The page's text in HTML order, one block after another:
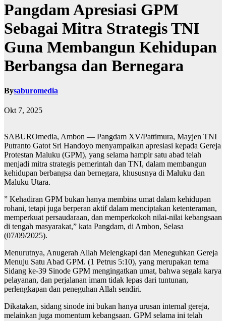
Pangdam Apresiasi GPM
Sebagai Mitra Strategis TNI
Guna Membangun Kehidupan
Berbangsa dan Bernegara
Bysaburomedia
Okt 7, 2025
SABUROmedia, Ambon — Pangdam XV/Pattimura, Mayjen TNI
Putranto Gatot Sri Handoyo menyampaikan apresiasi kepada Gereja
Protestan Maluku (GPM), yang selama hampir satu abad telah
menjadi mitra strategis pemerintah dan TNI, dalam membangun
kehidupan berbangsa dan bernegara, khususnya di Maluku dan
Maluku Utara.
” Kehadiran GPM bukan hanya membina umat dalam kehidupan
rohani, tetapi juga berperan aktif dalam menciptakan ketenteraman,
memperkuat persaudaraan, dan memperkokoh nilai-nilai kebangsaan
di tengah masyarakat,” kata Pangdam, di Ambon, Selasa
(07/09/2025).
Menurutnya, Anugerah Allah Melengkapi dan Meneguhkan Gereja
Menuju Satu Abad GPM. (1 Petrus 5:10), yang merupakan tema
Sidang ke-39 Sinode GPM mengingatkan umat, bahwa segala karya
pelayanan, dan perjalanan imam tidak lepas dari tuntunan,
perlengkapan dan peneguhan Allah sendiri.
Dikatakan, sidang sinode ini bukan hanya urusan internal gereja,
melainkan juga momentum kebangsaan. GPM selama ini telah